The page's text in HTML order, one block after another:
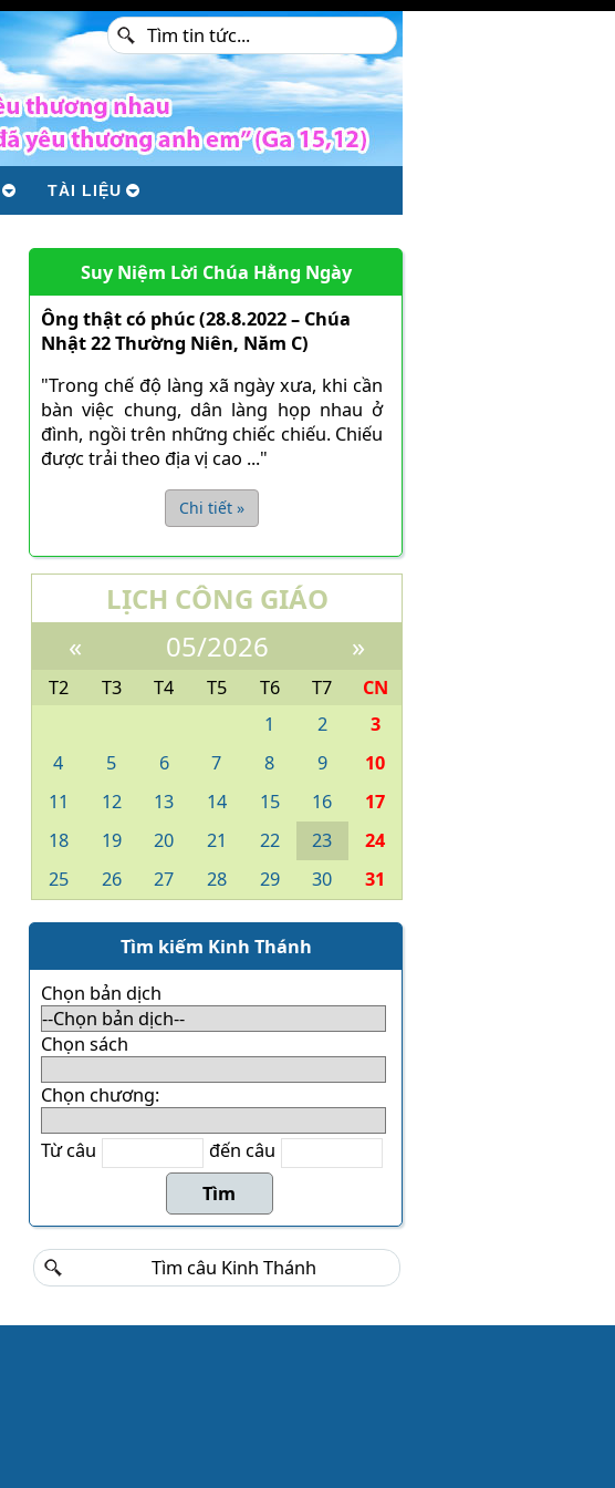
TÀI LIỆU
Suy Niệm Lời Chúa Hằng Ngày
Ông thật có phúc (28.8.2022 – Chúa
Nhật 22 Thường Niên, Năm C)
"Trong chế độ làng xã ngày xưa, khi cần
bàn việc chung, dân làng họp nhau ở
đình, ngồi trên những chiếc chiếu. Chiếu
được trải theo địa vị cao ..."
Chi tiết »
LỊCH CÔNG GIÁO
«
05/2026 »
T2 T3 T4 T5 T6 T7
CN
1
2
3
4
5 6 7 8 9
10
11
12 13 14 15 16
17
18
19 20 21 22 23
24
25
26 27 28 29 30 31
Tìm kiếm Kinh Thánh
Chọn bản dịch
Chọn sách
Chọn chương:
Từ câu đến câu